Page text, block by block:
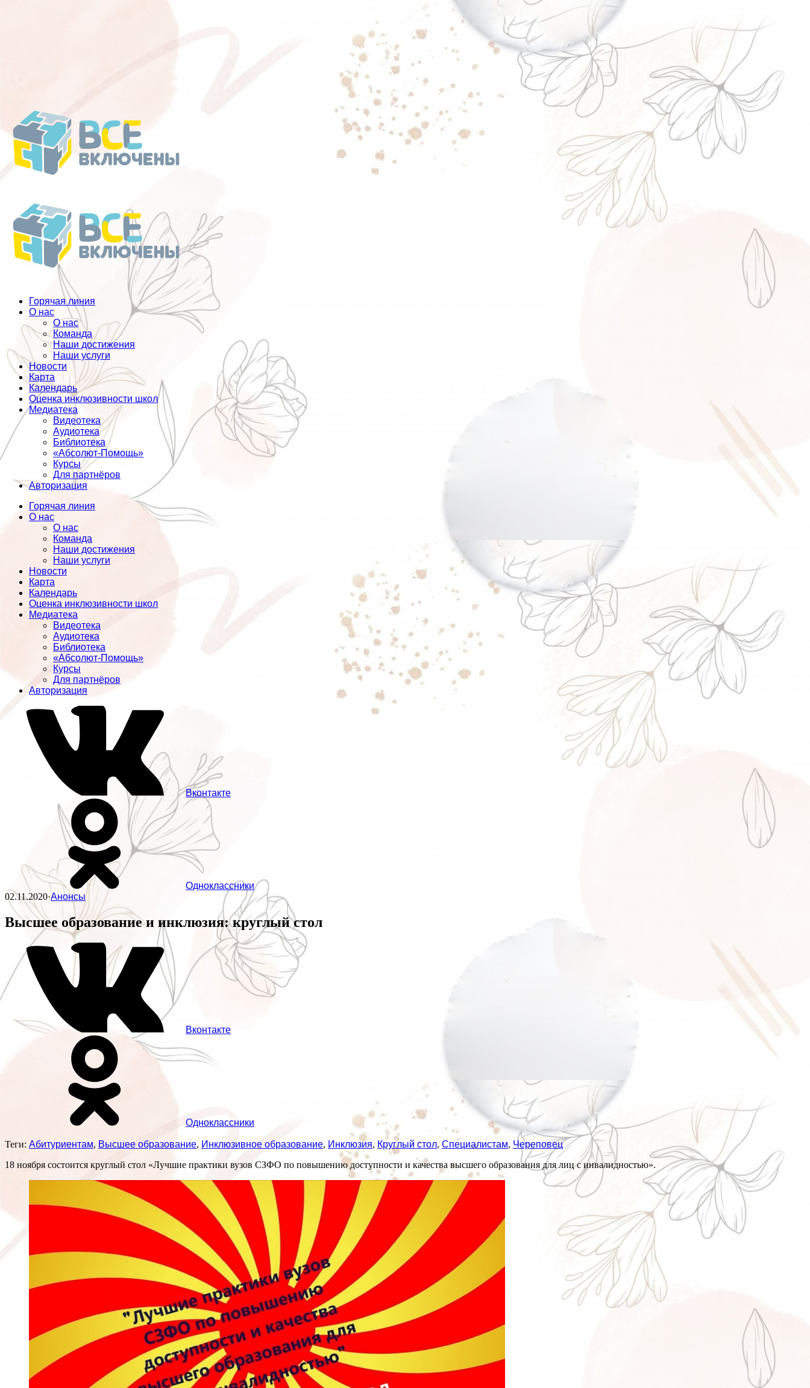
Горячая линия
О нас
О нас
Команда
Наши достижения
Наши услуги
Новости
Карта
Календарь
Оценка инклюзивности школ
Медиатека
Видеотека
Аудиотека
Библиотека
«Абсолют-Помощь»
Курсы
Для партнёров
Авторизация
Горячая линия
О нас
О нас
Команда
Наши достижения
Наши услуги
Новости
Карта
Календарь
Оценка инклюзивности школ
Медиатека
Видеотека
Аудиотека
Библиотека
«Абсолют-Помощь»
Курсы
Для партнёров
Авторизация
Вконтакте
Одноклассники
02.11.2020·Анонсы
Высшее образование и инклюзия: круглый стол
Вконтакте
Одноклассники
Теги: Абитуриентам, Высшее образование, Инклюзивное образование, Инклюзия, Круглый стол, Специалистам, Череповец
18 ноября состоится круглый стол «Лучшие практики вузов СЗФО по повышению доступности и качества высшего образования для лиц с инвалидностью».